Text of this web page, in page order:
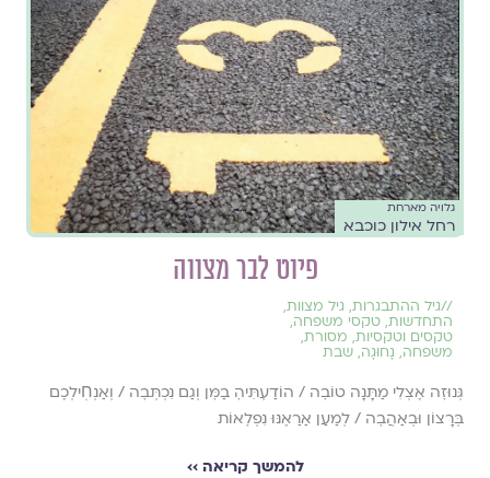
גלויה מארחת
רחל אילון כוכבא
פיוט לבר מצווה
//גיל ההתבגרות, גיל מצוות,
התחדשות, טקסי משפחה,
טקסים וטקסיות, מסורת,
משפחה, נָחוּגָה, שבת
גְּנוּזׇה אֶצְלִי מַתָּנָה טוֹבׇה / הוֹדַעְתִּיהׇ בַמׇּן וְגַם נִכְתְּבׇה / וְאַנְחׅילְכֶם
בְּרָצוֹן וּבְאַהֲבׇה / לְמַעַן אַרַאֶנּוּ נִפְלׇאוֹת
להמשך קריאה ››